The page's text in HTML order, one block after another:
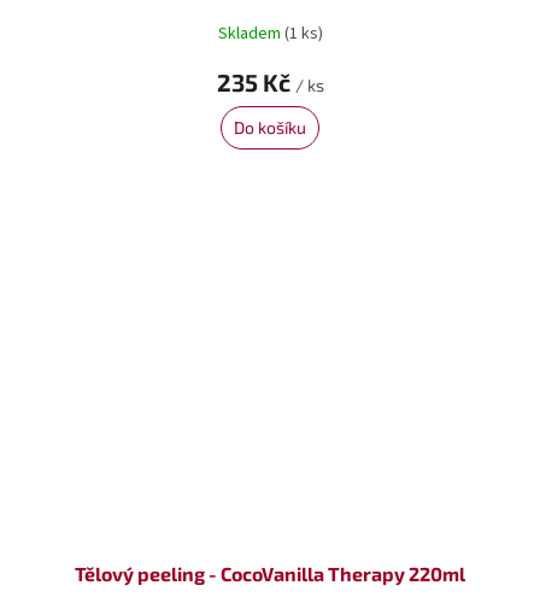
Skladem (1 ks)
235 Kč / ks
Do košíku
Tělový peeling - CocoVanilla Therapy 220ml